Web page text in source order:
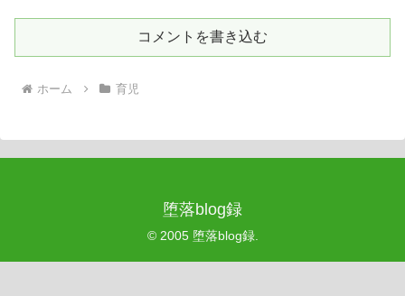
コメントを書き込む
ホーム 育児
堕落blog録
© 2005 堕落blog録.